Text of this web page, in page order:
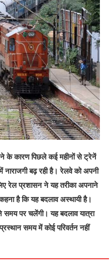
के कारण पिछले कई महीनों से ट्रेनें
नाराजगी बढ़ रही है। रेलवे को अपनी
रेल प्रशासन ने यह तरीका अपनाने
है कि यह बदलाव अस्थायी है।
समय पर चलेंगी। यह बदलाव यात्रा
समय में कोई परिवर्तन नहीं